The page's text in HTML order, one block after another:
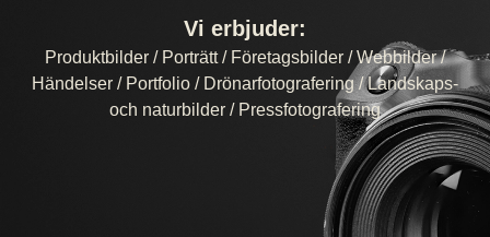
Vi erbjuder:
Produktbilder / Porträtt / Företagsbilder / Webbilder /
Händelser / Portfolio / Drönarfotografering / Landskaps-
och naturbilder / Pressfotografering